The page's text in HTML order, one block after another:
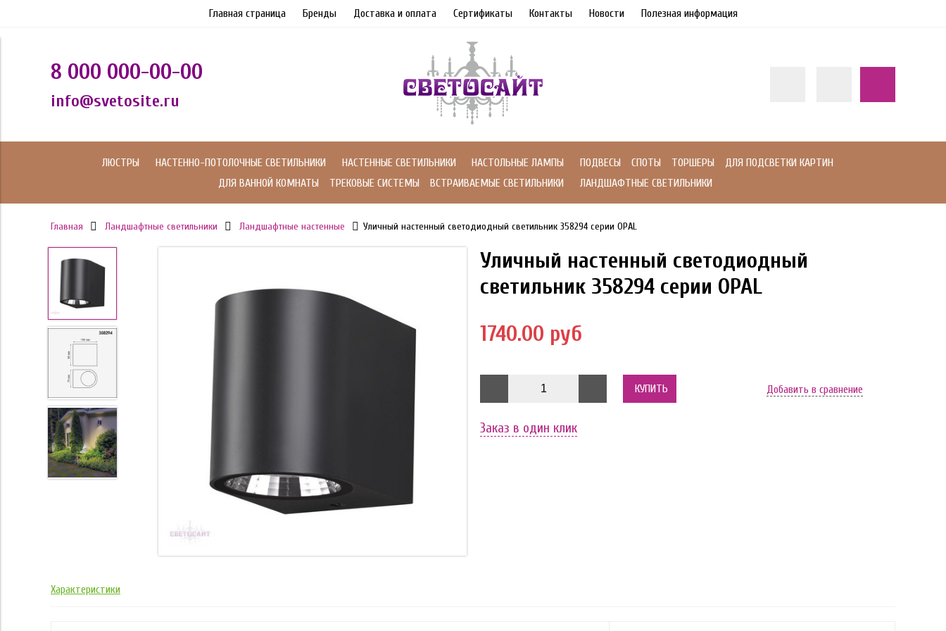
Главная страница Бренды Доставка и оплата Сертификаты Контакты Новости Полезная информация
8 000 000-00-00
info@svetosite.ru
ЛЮСТРЫ НАСТЕННО-ПОТОЛОЧНЫЕ СВЕТИЛЬНИКИ НАСТЕННЫЕ СВЕТИЛЬНИКИ НАСТОЛЬНЫЕ ЛАМПЫ ПОДВЕСЫ СПОТЫ ТОРШЕРЫ
ДЛЯ ПОДСВЕТКИ КАРТИН
ДЛЯ ВАННОЙ КОМНАТЫ
ТРЕКОВЫЕ СИСТЕМЫ ВСТРАИВАЕМЫЕ СВЕТИЛЬНИКИ ЛАНДШАФТНЫЕ СВЕТИЛЬНИКИ
Главная Ландшафтные светильники Ландшафтные настенные Уличный настенный светодиодный светильник 358294 серии OPAL
Уличный настенный светодиодный
светильник 358294 серии OPAL
1740.00 руб
КУПИТЬ Добавить в сравнение
Заказ в один клик
Характеристики